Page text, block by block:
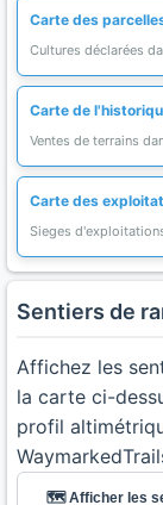
Carte des
Cultures déclarées
Carte de
Ventes de terrains
Carte des
Sieges
Sentiers de
Affichez les
la carte ci-
profil
🗺️ Afficher les